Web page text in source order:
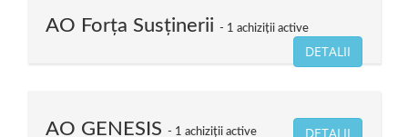
AO Forța Susținerii 1 achiziții active
DETALII
AO GENESIS 1 achiziții active DETALII